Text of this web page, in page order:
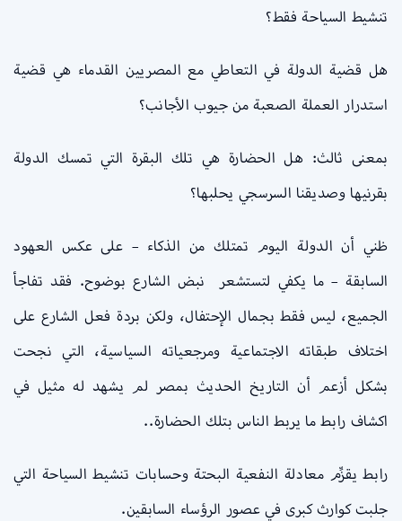
تنشيط السياحة فقط؟
هل قضية الدولة في التعاطي مع المصريين القدماء هي قضية
استدرار العملة الصعبة من جيوب الأجانب؟
بمعنى ثالث: هل الحضارة هي تلك البقرة التي تمسك الدولة
بقرنيها وصديقنا السرسجي يحلبها؟
ظني أن الدولة اليوم تمتلك من الذكاء – على عكس العهود
السابقة – ما يكفي لتستشعر نبض الشارع بوضوح. فقد تفاجأ
الجميع، ليس فقط بجمال الإحتفال، ولكن بردة فعل الشارع على
اختلاف طبقاته الاجتماعية ومرجعياته السياسية، التي نجحت
بشكل أزعم أن التاريخ الحديث بمصر لم يشهد له مثيل في
اكشاف رابط ما يربط الناس بتلك الحضارة..
رابط يقزِّم معادلة النفعية البحتة وحسابات تنشيط السياحة التي
جلبت كوارث كبرى في عصور الرؤساء السابقين.